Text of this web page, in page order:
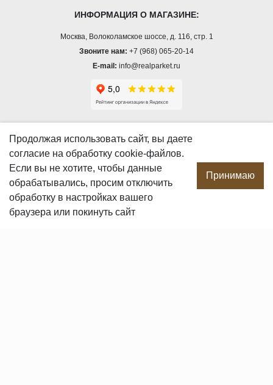
ИНФОРМАЦИЯ О МАГАЗИНЕ:
Москва, Волоколамское шоссе, д. 116, стр. 1
Звоните нам: +7 (968) 065-20-14
E-mail: info@realparket.ru
О компании
Производство
Сотрудничество
Сертификаты продукции
Вакансии
Продолжая использовать сайт, вы даете
согласие на обработку cookie-файлов.
Если вы не хотите, чтобы данные
обрабатывались, просим отключить
обработку в настройках вашего
браузера или покинуть сайт
Принимаю